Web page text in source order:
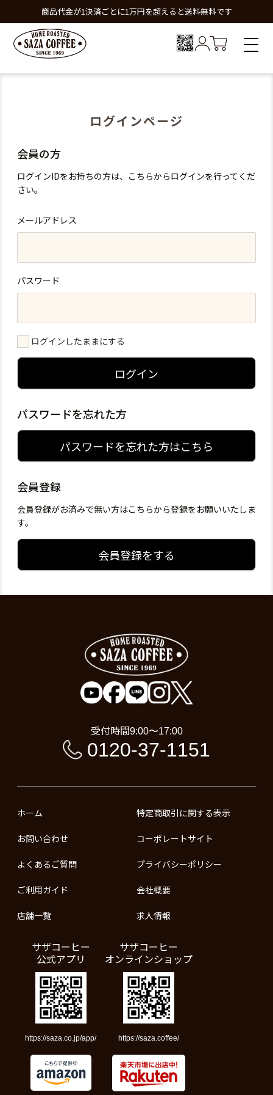
商品代金が1決済ごとに1万円を超えると送料無料です
ログインページ
会員の方
ログインIDをお持ちの方は、こちらからログインを行ってくだ
さい。
メールアドレス
パスワード
ログインしたままにする
ログイン
パスワードを忘れた方
パスワードを忘れた方はこちら
会員登録
会員登録がお済みで無い方はこちらから登録をお願いいたしま
す。
会員登録をする
受付時間9:00〜17:00
0120-37-1151
ホーム
お問い合わせ
よくあるご質問
ご利用ガイド
店舗一覧
特定商取引に関する表示
コーポレートサイト
プライバシーポリシー
会社概要
求人情報
サザコーヒー
公式アプリ
https://saza.co.jp/app/
サザコーヒー
オンラインショップ
https://saza.coffee/